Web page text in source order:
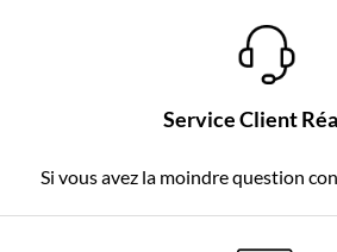
Service Client
Si vous avez la moindre question